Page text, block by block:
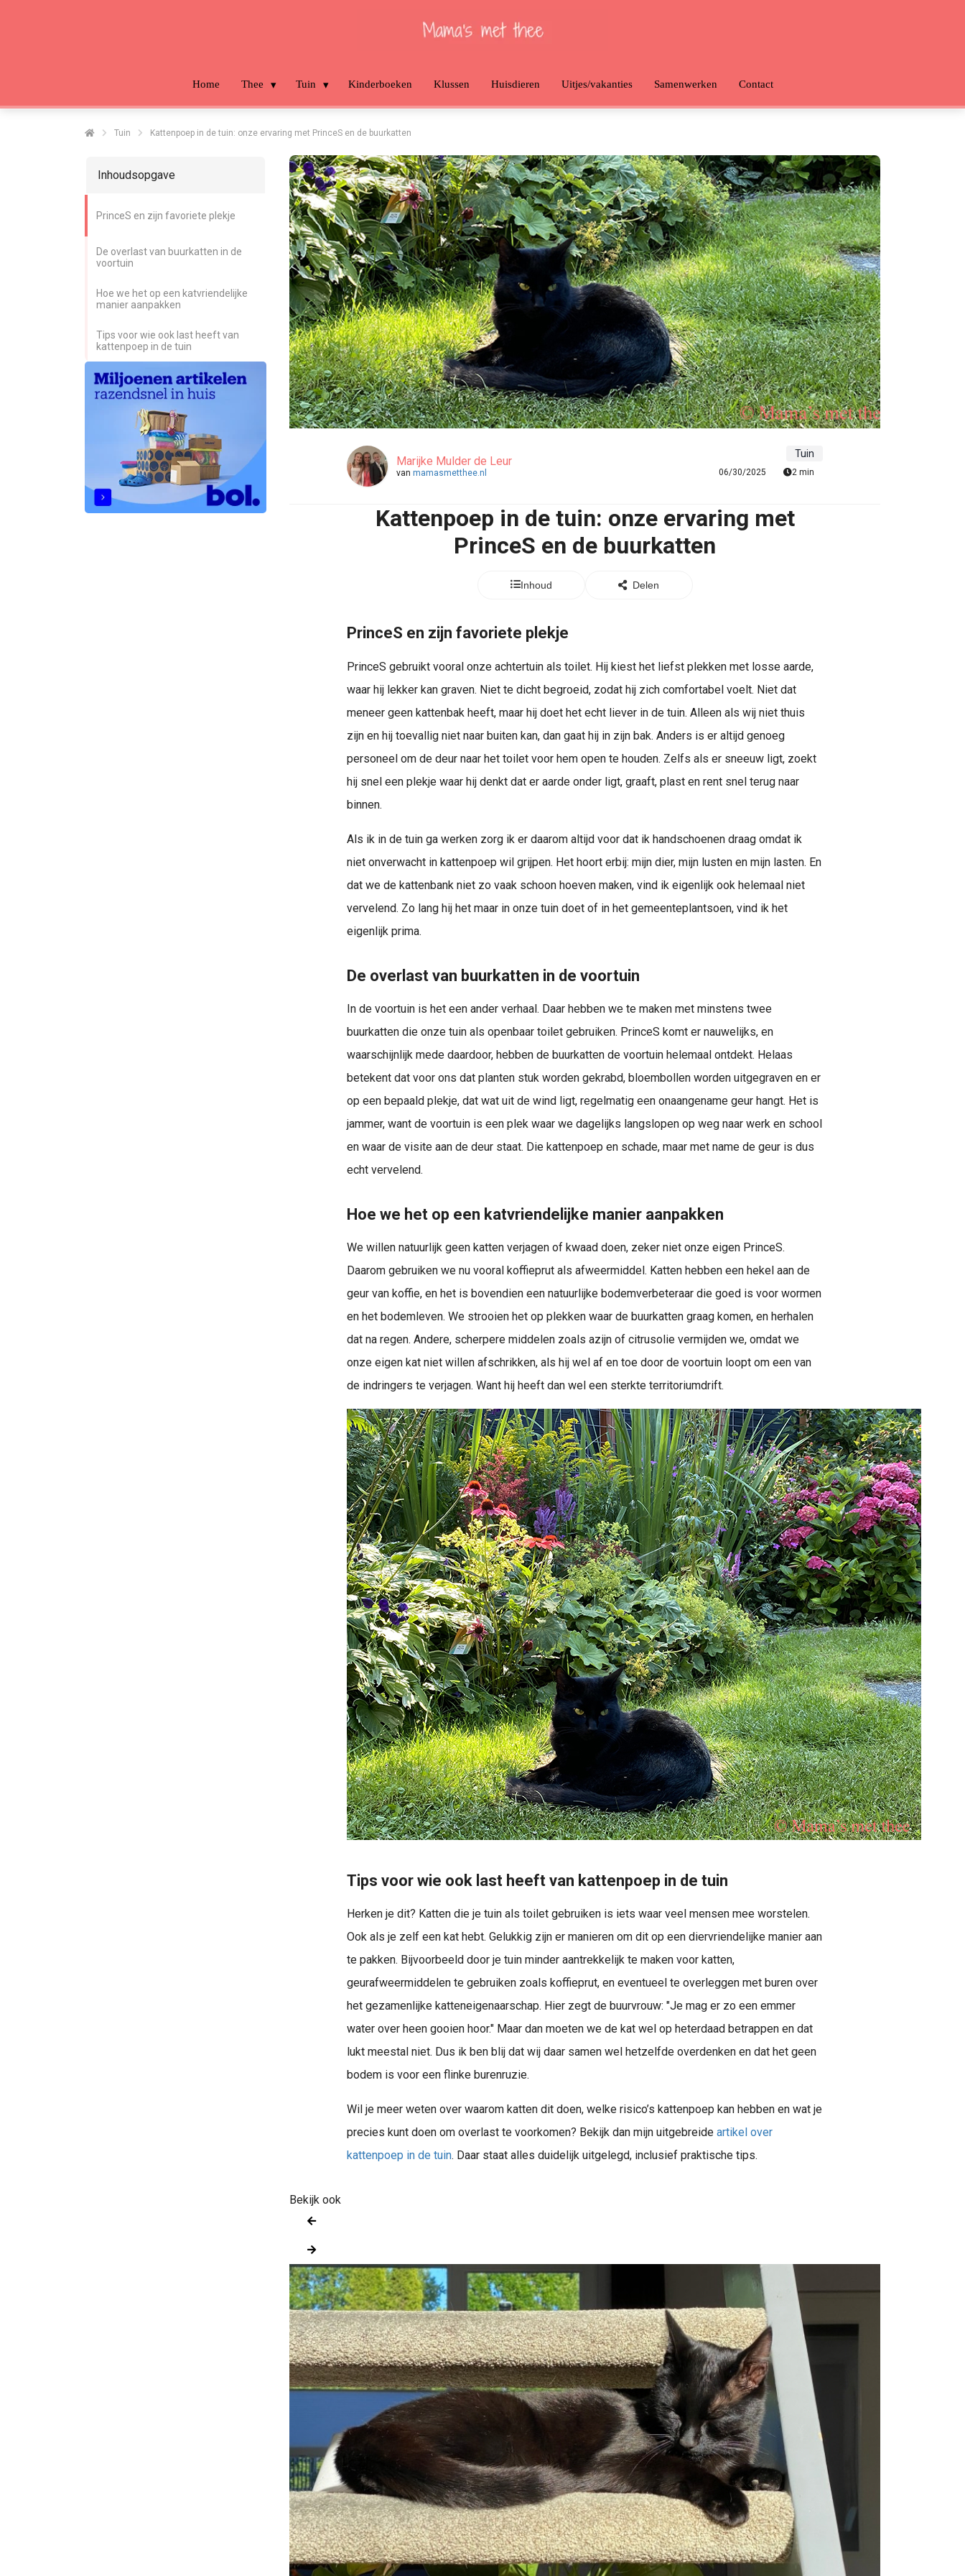
Home Thee Tuin Kinderboeken Klussen Huisdieren Uitjes/vakanties Samenwerken Contact
Tuin Kattenpoep in de tuin: onze ervaring met PrinceS en de buurkatten
Inhoudsopgave
PrinceS en zijn favoriete plekje
De overlast van buurkatten in de
voortuin
Hoe we het op een katvriendelijke
manier aanpakken
Tips voor wie ook last heeft van
kattenpoep in de tuin
Marijke Mulder de Leur
van mamasmetthee.nl
Tuin
06/30/2025 2 min
Kattenpoep in de tuin: onze ervaring met
PrinceS en de buurkatten
Inhoud Delen
PrinceS en zijn favoriete plekje
PrinceS gebruikt vooral onze achtertuin als toilet. Hij kiest het liefst plekken met losse aarde,
waar hij lekker kan graven. Niet te dicht begroeid, zodat hij zich comfortabel voelt. Niet dat
meneer geen kattenbak heeft, maar hij doet het echt liever in de tuin. Alleen als wij niet thuis
zijn en hij toevallig niet naar buiten kan, dan gaat hij in zijn bak. Anders is er altijd genoeg
personeel om de deur naar het toilet voor hem open te houden. Zelfs als er sneeuw ligt, zoekt
hij snel een plekje waar hij denkt dat er aarde onder ligt, graaft, plast en rent snel terug naar
binnen.
Als ik in de tuin ga werken zorg ik er daarom altijd voor dat ik handschoenen draag omdat ik
niet onverwacht in kattenpoep wil grijpen. Het hoort erbij: mijn dier, mijn lusten en mijn lasten. En
dat we de kattenbank niet zo vaak schoon hoeven maken, vind ik eigenlijk ook helemaal niet
vervelend. Zo lang hij het maar in onze tuin doet of in het gemeenteplantsoen, vind ik het
eigenlijk prima.
De overlast van buurkatten in de voortuin
In de voortuin is het een ander verhaal. Daar hebben we te maken met minstens twee
buurkatten die onze tuin als openbaar toilet gebruiken. PrinceS komt er nauwelijks, en
waarschijnlijk mede daardoor, hebben de buurkatten de voortuin helemaal ontdekt. Helaas
betekent dat voor ons dat planten stuk worden gekrabd, bloembollen worden uitgegraven en er
op een bepaald plekje, dat wat uit de wind ligt, regelmatig een onaangename geur hangt. Het is
jammer, want de voortuin is een plek waar we dagelijks langslopen op weg naar werk en school
en waar de visite aan de deur staat. Die kattenpoep en schade, maar met name de geur is dus
echt vervelend.
Hoe we het op een katvriendelijke manier aanpakken
We willen natuurlijk geen katten verjagen of kwaad doen, zeker niet onze eigen PrinceS.
Daarom gebruiken we nu vooral koffieprut als afweermiddel. Katten hebben een hekel aan de
geur van koffie, en het is bovendien een natuurlijke bodemverbeteraar die goed is voor wormen
en het bodemleven. We strooien het op plekken waar de buurkatten graag komen, en herhalen
dat na regen. Andere, scherpere middelen zoals azijn of citrusolie vermijden we, omdat we
onze eigen kat niet willen afschrikken, als hij wel af en toe door de voortuin loopt om een van
de indringers te verjagen. Want hij heeft dan wel een sterkte territoriumdrift.
Tips voor wie ook last heeft van kattenpoep in de tuin
Herken je dit? Katten die je tuin als toilet gebruiken is iets waar veel mensen mee worstelen.
Ook als je zelf een kat hebt. Gelukkig zijn er manieren om dit op een diervriendelijke manier aan
te pakken. Bijvoorbeeld door je tuin minder aantrekkelijk te maken voor katten,
geurafweermiddelen te gebruiken zoals koffieprut, en eventueel te overleggen met buren over
het gezamenlijke katteneigenaarschap. Hier zegt de buurvrouw: "Je mag er zo een emmer
water over heen gooien hoor." Maar dan moeten we de kat wel op heterdaad betrappen en dat
lukt meestal niet. Dus ik ben blij dat wij daar samen wel hetzelfde overdenken en dat het geen
bodem is voor een flinke burenruzie.
Wil je meer weten over waarom katten dit doen, welke risico’s kattenpoep kan hebben en wat je
precies kunt doen om overlast te voorkomen? Bekijk dan mijn uitgebreide artikel over
kattenpoep in de tuin. Daar staat alles duidelijk uitgelegd, inclusief praktische tips.
Bekijk ook